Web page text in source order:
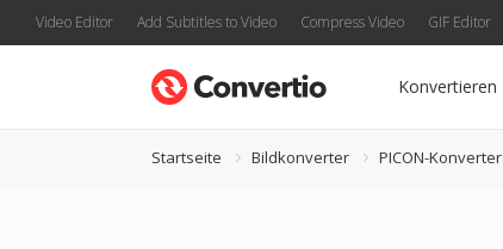
Video Editor Add Subtitles to Video Compress Video GIF Editor
Konvertieren
Startseite Bildkonverter PICON-Konverter